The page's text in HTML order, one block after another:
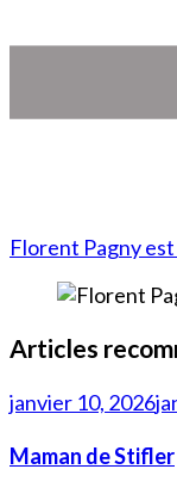
Florent Pagny
Articles
janvier 10, 2026
Maman de Stifler